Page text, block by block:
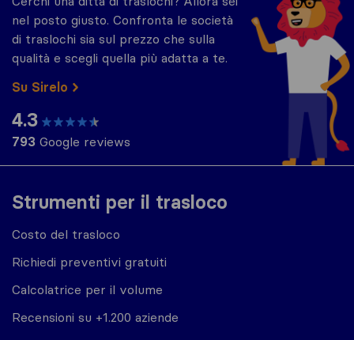
Strumenti per il trasloco
Costo del trasloco
Richiedi preventivi gratuiti
Calcolatrice per il volume
Recensioni su +1.200 aziende
nel posto giusto. Confronta le società
di traslochi sia sul prezzo che sulla
qualità e scegli quella più adatta a te.
Su Sirelo
4.3
793 Google reviews